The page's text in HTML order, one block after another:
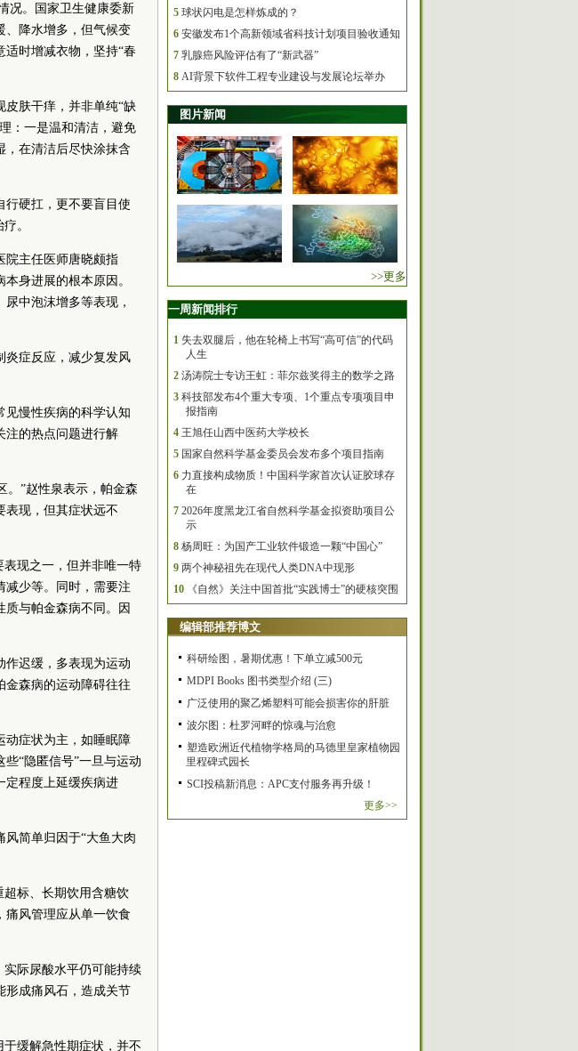
况。国家卫生健康委新
、降水增多，但气候变
时增减衣物，坚持“春
皮肤干痒，并非单纯“缺
：一是温和清洁，避免
，在清洁后尽快涂抹含
行硬扛，更不要盲目使
。
院主任医师唐晓颇指
身进展的根本原因。
中泡沫增多等表现，
炎症反应，减少复发风
见慢性疾病的科学认知
注的热点问题进行解
。”赵性泉表示，帕金森
表现，但其症状远不
表现之一，但并非唯一特
减少等。同时，需要注
与帕金森病不同。因
作迟缓，多表现为运动
金森病的运动障碍往往
动症状为主，如睡眠障
“隐匿信号”一旦与运动
定程度上延缓疾病进
简单归因于“大鱼大肉
超标、长期饮用含糖饮
痛风管理应从单一饮食
实际尿酸水平仍可能持续
形成痛风石，造成关节
缓解急性期症状，并不
5 球状闪电是怎样炼成的？
6 安徽发布1个高新领域省科技计划项目验收通知
7 乳腺癌风险评估有了“新武器”
8 AI背景下软件工程专业建设与发展论坛举办
图片新闻
>>更多
一周新闻排行
1 失去双腿后，他在轮椅上书写“高可信”的代码
人生
2 汤涛院士专访王虹：菲尔兹奖得主的数学之路
3 科技部发布4个重大专项、1个重点专项项目申
报指南
4 王旭任山西中医药大学校长
5 国家自然科学基金委员会发布多个项目指南
6 力直接构成物质！中国科学家首次认证胶球存
在
7 2026年度黑龙江省自然科学基金拟资助项目公
示
8 杨周旺：为国产工业软件锻造一颗“中国心”
9 两个神秘祖先在现代人类DNA中现形
10
《自然》关注中国首批“实践博士”的硬核突围
编辑部推荐博文
科研绘图，暑期优惠！下单立减500元
MDPI Books 图书类型介绍 (三)
广泛使用的聚乙烯塑料可能会损害你的肝脏
波尔图：杜罗河畔的惊魂与治愈
塑造欧洲近代植物学格局的马德里皇家植物园
里程碑式园长
SCI投稿新消息：APC支付服务再升级！
更多>>